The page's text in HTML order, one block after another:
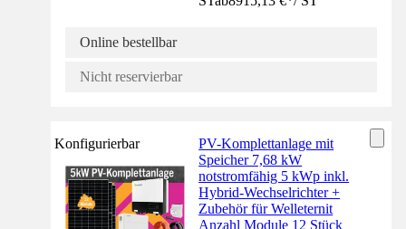
Online bestellbar
Nicht reservierbar
Konfigurierbar
PV-Komplettanlage mit
Speicher 7,68 kW
notstromfähig 5 kWp inkl.
Hybrid-Wechselrichter +
Zubehör für Welleternit
Anzahl Module 12 Stück